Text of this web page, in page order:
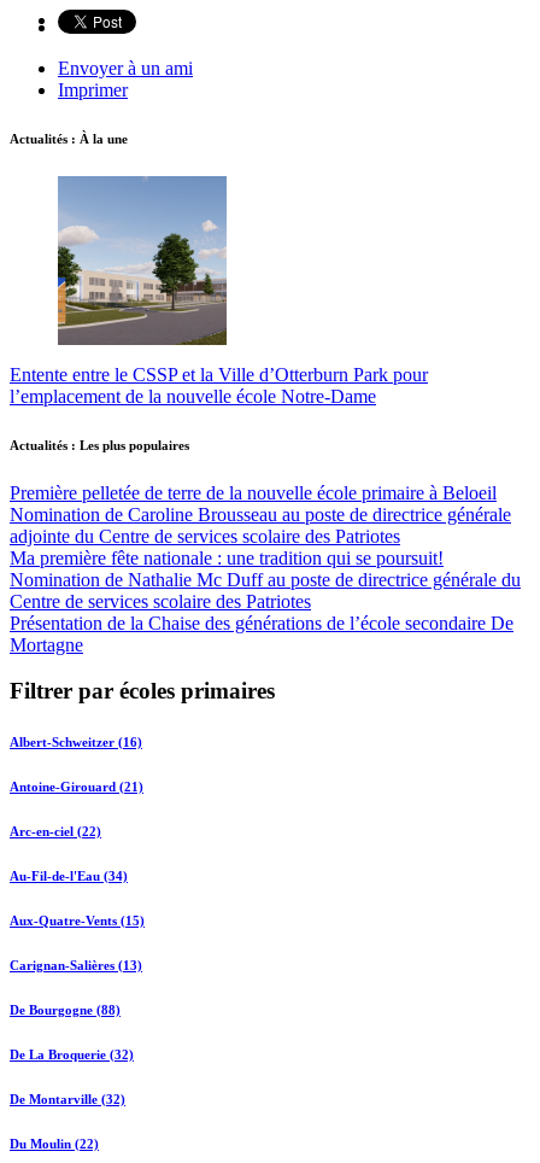
Envoyer à un ami
Imprimer
Actualités : À la une
Entente entre le CSSP et la Ville d’Otterburn Park pour
l’emplacement de la nouvelle école Notre-Dame
Actualités : Les plus populaires
Première pelletée de terre de la nouvelle école primaire à Beloeil
Nomination de Caroline Brousseau au poste de directrice générale
adjointe du Centre de services scolaire des Patriotes
Ma première fête nationale : une tradition qui se poursuit!
Nomination de Nathalie Mc Duff au poste de directrice générale du
Centre de services scolaire des Patriotes
Présentation de la Chaise des générations de l’école secondaire De
Mortagne
Filtrer par écoles primaires
Albert-Schweitzer (16)
Antoine-Girouard (21)
Arc-en-ciel (22)
Au-Fil-de-l'Eau (34)
Aux-Quatre-Vents (15)
Carignan-Salières (13)
De Bourgogne (88)
De La Broquerie (32)
De Montarville (32)
Du Moulin (22)